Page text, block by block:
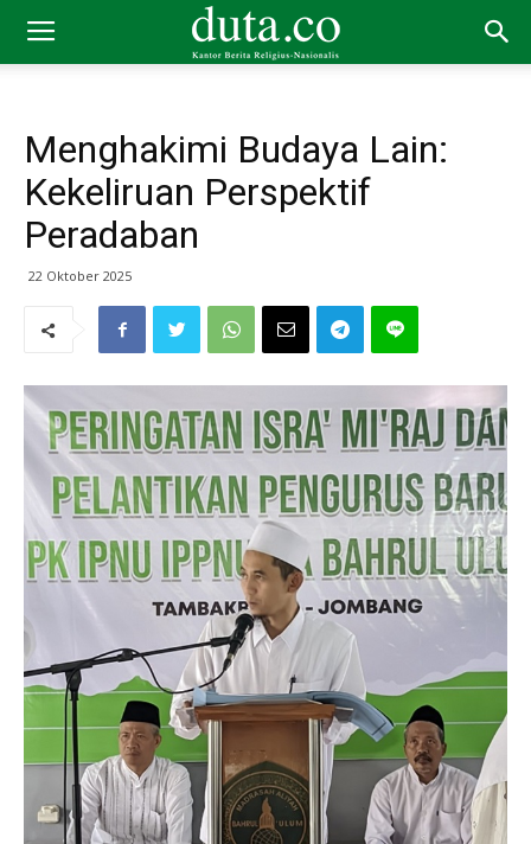
Menghakimi Budaya Lain:
Kekeliruan Perspektif
Peradaban
22 Oktober 2025